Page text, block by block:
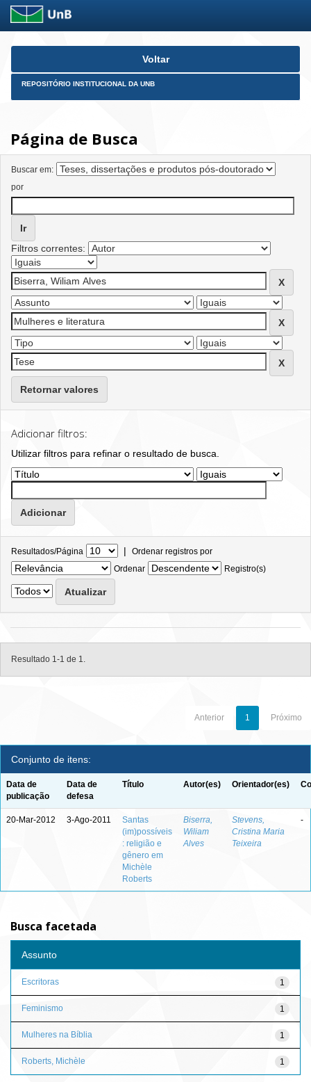
Skip
Voltar
REPOSITÓRIO INSTITUCIONAL DA UNB
Página de Busca
Buscar em:
por
Filtros correntes:
Retornar valores
Adicionar filtros:
Utilizar filtros para refinar o resultado de busca.
Resultados/Página | Ordenar registros por
Ordenar
Registro(s)
Resultado 1-1 de 1.
Anterior 1 Próximo
Conjunto de itens:
Data de
publicação
Data de
defesa
Título Autor(es) Orientador(es)
20-Mar-2012 3-Ago-2011
Santas
(im)possíveis
: religião e
gênero em
Michèle
Roberts
Biserra,
Wiliam
Alves
Stevens,
Cristina Maria
Teixeira
-
Busca facetada
Assunto
1
Escritoras
1
Feminismo
1
Mulheres na Bíblia
1
Roberts, Michèle